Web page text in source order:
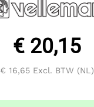
€ 20,15
€ 16,65 Excl. BTW (NL)